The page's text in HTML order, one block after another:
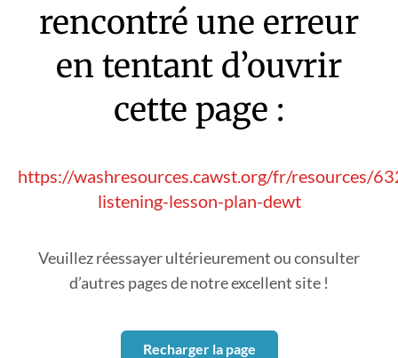
rencontré une erreur
en tentant d’ouvrir
cette page :
https://washresources.cawst.org/fr/resources/
listening-lesson-plan-dewt
Veuillez réessayer ultérieurement ou consulter
d’autres pages de notre excellent site !
Recharger la page